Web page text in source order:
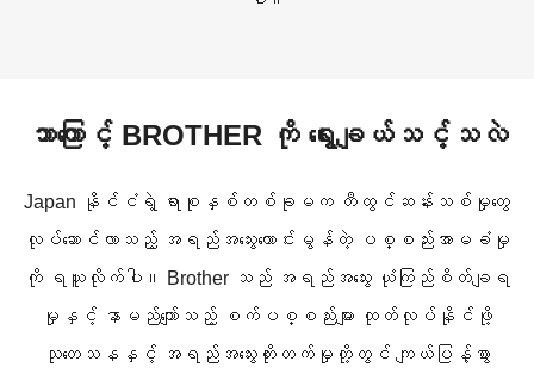
ဘာကြောင့် BROTHER ကို ရွေးချယ်သင့်သလဲ
Japan နိုင်ငံရဲ့ ရာစုနှစ်တစ်ခုမက တီထွင်ဆန်းသစ်မှုတွေ
လုပ်ဆောင်လာသည့် အရည်အသွေးကောင်းမွန်တဲ့ ပစ္စည်းအာမခံမှု
ကို ရယူလိုက်ပါ။ Brother သည် အရည်အသွေး ယုံကြည်စိတ်ချရ
မှုနှင့် နာမည်ကျော်သည့် စက်ပစ္စည်းများ ထုတ်လုပ်နိုင်ဖို့
သုတေသနနှင့် အရည်အသွေးတိုးတက်မှုတို့တွင် ကျယ်ပြန့်စွာ